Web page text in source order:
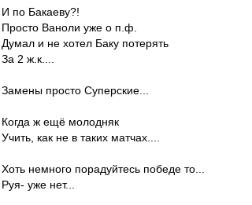
И по Бакаеву?!
Просто Ваноли уже о п.ф.
Думал и не хотел Баку потерять
За 2 ж.к....
Замены просто Суперские...
Когда ж ещё молодняк
Учить, как не в таких матчах....
Хоть немного порадуйтесь победе то...
Руя- уже нет...